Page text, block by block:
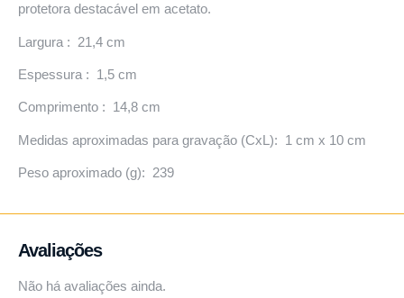
protetora destacável em acetato.
Largura : 21,4 cm
Espessura : 1,5 cm
Comprimento : 14,8 cm
Medidas aproximadas para gravação (CxL): 1 cm x 10 cm
Peso aproximado (g): 239
Avaliações
Não há avaliações ainda.